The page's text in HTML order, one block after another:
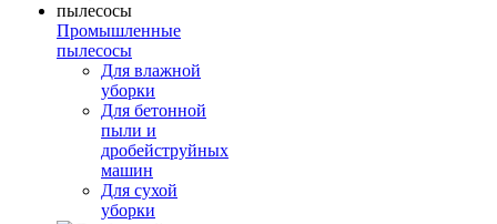
Промышленные
пылесосы
Для влажной
уборки
Для бетонной
пыли и
дробейструйных
машин
Для сухой
уборки